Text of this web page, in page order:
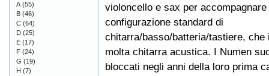
violoncello e sax per accompagnare
configurazione standard di
chitarra/basso/batteria/tastiere, che
molta chitarra acustica. I Numen
bloccati negli anni della loro prima
A (55)
B (46)
C (64)
D (25)
E (17)
F (24)
G (19)
H (7)